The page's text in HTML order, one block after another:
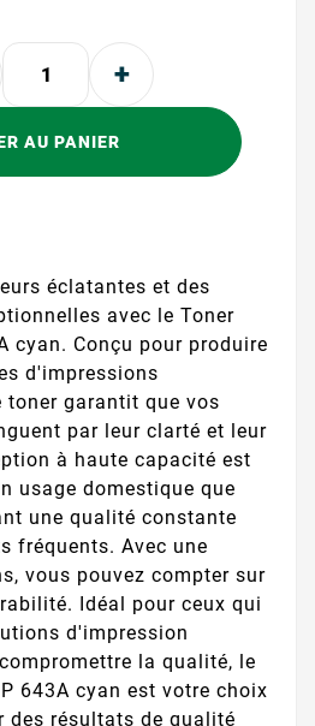
AU PANIER
éclatantes et des
avec le Toner
cyan. Conçu pour produire
d'impressions
toner garantit que vos
par leur clarté et leur
à haute capacité est
usage domestique que
une qualité constante
fréquents. Avec une
vous pouvez compter sur
Idéal pour ceux qui
d'impression
la qualité, le
643A cyan est votre choix
des résultats de qualité